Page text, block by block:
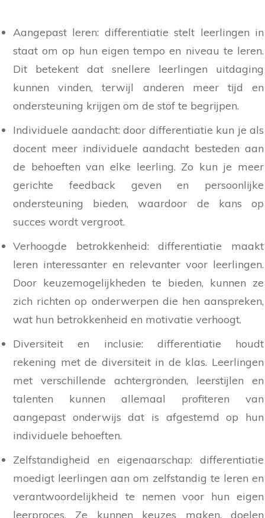
Aangepast leren: differentiatie stelt leerlingen in
staat om op hun eigen tempo en niveau te leren.
Dit betekent dat snellere leerlingen uitdaging
kunnen vinden, terwijl anderen meer tijd en
ondersteuning krijgen om de stof te begrijpen.
Individuele aandacht: door differentiatie kun je als
docent meer individuele aandacht besteden aan
de behoeften van elke leerling. Zo kun je meer
gerichte feedback geven en persoonlijke
ondersteuning bieden, waardoor de kans op
succes wordt vergroot.
Verhoogde betrokkenheid: differentiatie maakt
leren interessanter en relevanter voor leerlingen.
Door keuzemogelijkheden te bieden, kunnen ze
zich richten op onderwerpen die hen aanspreken,
wat hun betrokkenheid en motivatie verhoogt.
Diversiteit en inclusie: differentiatie houdt
rekening met de diversiteit in de klas. Leerlingen
met verschillende achtergronden, leerstijlen en
talenten kunnen allemaal profiteren van
aangepast onderwijs dat is afgestemd op hun
individuele behoeften.
Zelfstandigheid en eigenaarschap: differentiatie
moedigt leerlingen aan om zelfstandig te leren en
verantwoordelijkheid te nemen voor hun eigen
leerproces. Ze kunnen keuzes maken, doelen